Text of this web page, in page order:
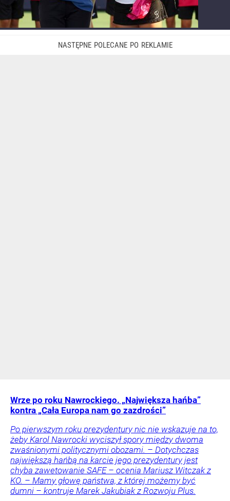
Wrze po roku Nawrockiego. „Największa hańba”
kontra „Cała Europa nam go zazdrości”
Po pierwszym roku prezydentury nic nie wskazuje na to,
żeby Karol Nawrocki wyciszył spory między dwoma
zwaśnionymi politycznymi obozami. – Dotychczas
największą hańbą na karcie jego prezydentury jest
chyba zawetowanie SAFE – ocenia Mariusz Witczak z
KO. – Mamy głowę państwa, z której możemy być
dumni – kontruje Marek Jakubiak z Rozwoju Plus.